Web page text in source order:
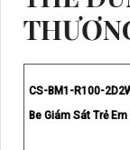
CS-BM1-R100-
Be Giám Sát Trẻ Em